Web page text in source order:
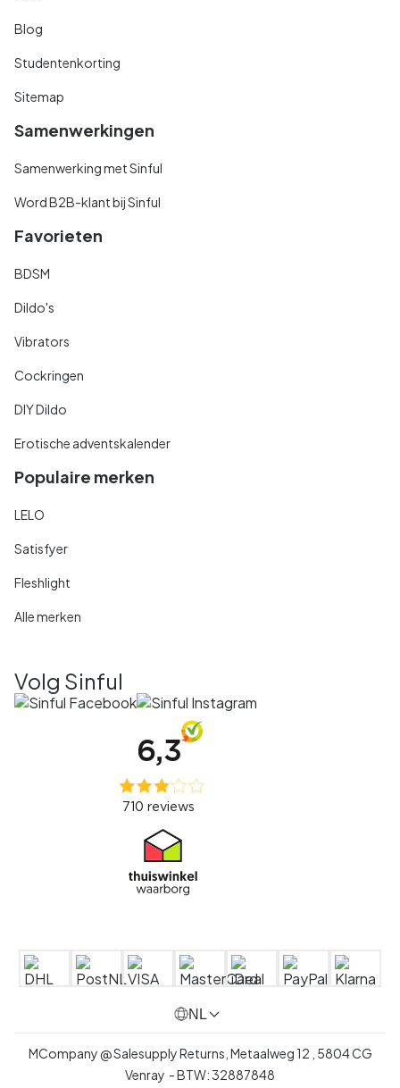
Blog
Studentenkorting
Sitemap
Samenwerkingen
Samenwerking met Sinful
Word B2B-klant bij Sinful
Favorieten
BDSM
Dildo's
Vibrators
Cockringen
DIY Dildo
Erotische adventskalender
Populaire merken
LELO
Satisfyer
Fleshlight
Alle merken
Volg Sinful
NL
MCompany @ Salesupply Returns, Metaalweg 12 5804 CG
Venray - BTW:32887848